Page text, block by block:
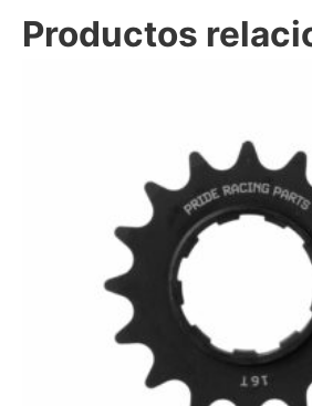
Productos